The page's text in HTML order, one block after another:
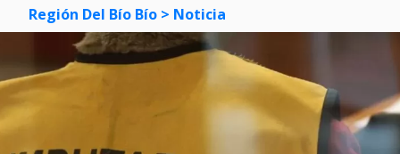
Región Del Bío Bío > Noticia